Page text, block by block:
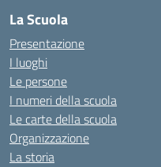
La Scuola
Presentazione
I luoghi
Le persone
I numeri della scuola
Le carte della scuola
Organizzazione
La storia